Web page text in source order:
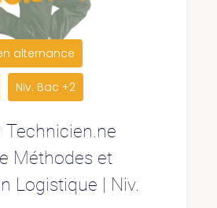
alternance
Niv. Bac +2
Méthodes et
Logistique | Niv.